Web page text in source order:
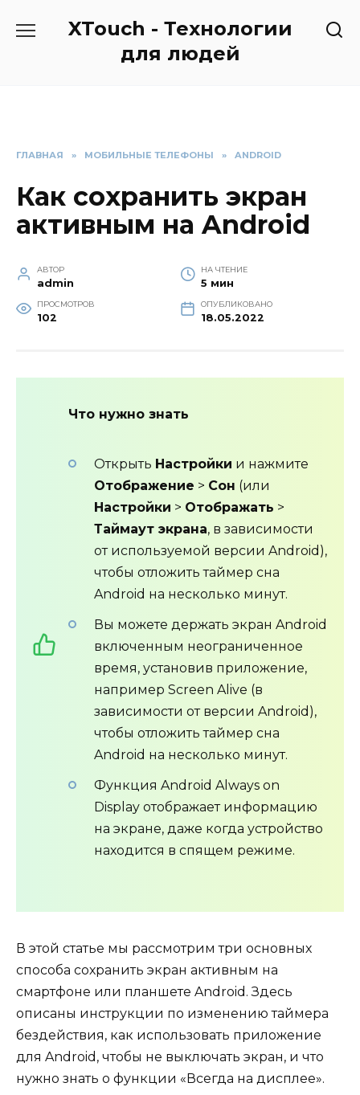
XTouch - Технологии
для людей
ГЛАВНАЯ » МОБИЛЬНЫЕ ТЕЛЕФОНЫ » ANDROID
Как сохранить экран
активным на Android
АВТОР
admin
НА ЧТЕНИЕ
5 мин
ПРОСМОТРОВ
102
ОПУБЛИКОВАНО
18.05.2022
Что нужно знать
Открыть Настройки и нажмите
Отображение > Сон (или
Настройки > Отображать >
Таймаут экрана, в зависимости
от используемой версии Android),
чтобы отложить таймер сна
Android на несколько минут.
Вы можете держать экран Android
включенным неограниченное
время, установив приложение,
например Screen Alive (в
зависимости от версии Android),
чтобы отложить таймер сна
Android на несколько минут.
Функция Android Always on
Display отображает информацию
на экране, даже когда устройство
находится в спящем режиме.
В этой статье мы рассмотрим три основных
способа сохранить экран активным на
смартфоне или планшете Android. Здесь
описаны инструкции по изменению таймера
бездействия, как использовать приложение
для Android, чтобы не выключать экран, и что
нужно знать о функции «Всегда на дисплее».